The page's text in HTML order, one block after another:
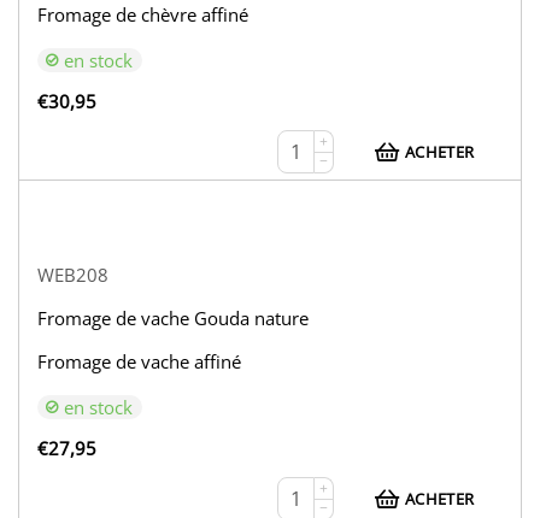
Fromage de chèvre affiné
en stock
€30,95
+
−
ACHETER
WEB208
Fromage de vache Gouda nature
Fromage de vache affiné
en stock
€27,95
+
−
ACHETER